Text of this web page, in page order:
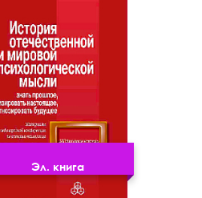
Эл. книга